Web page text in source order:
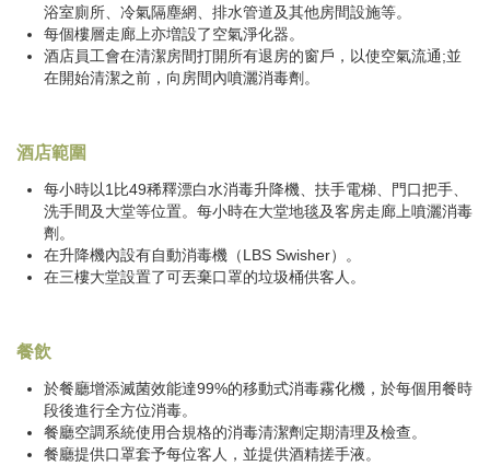
浴室廁所、冷氣隔塵網、排水管道及其他房間設施等。
每個樓層走廊上亦増設了空氣淨化器。
酒店員工會在清潔房間打開所有退房的窗戶，以使空氣流通;並
在開始清潔之前，向房間內噴灑消毒劑。
酒店範圍
每小時以1比49稀釋漂白水消毒升降機、扶手電梯、門口把手、
洗手間及大堂等位置。每小時在大堂地毯及客房走廊上噴灑消毒
劑。
在升降機內設有自動消毒機（LBS Swisher）。
在三樓大堂設置了可丟棄口罩的垃圾桶供客人。
餐飲
於餐廳增添滅菌效能達99%的移動式消毒霧化機，於每個用餐時
段後進行全方位消毒。
餐廳空調系統使用合規格的消毒清潔劑定期清理及檢查。
餐廳提供口罩套予每位客人，並提供酒精搓手液。